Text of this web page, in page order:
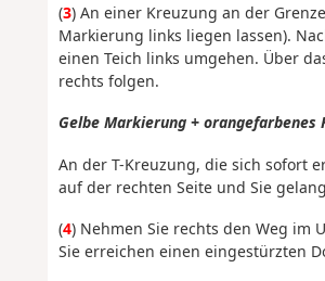
(3) An einer Kreuzung an der
Markierung links liegen lassen).
einen Teich links umgehen. Über
rechts folgen.
Gelbe Markierung + orangefarbenes
An der T-Kreuzung, die sich sofort
auf der rechten Seite und Sie
(4) Nehmen Sie rechts den Weg im
Sie erreichen einen eingestürzten